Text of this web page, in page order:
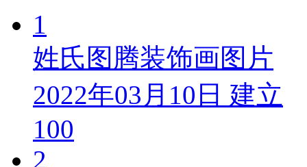
1
姓氏图腾装饰画图片
2022年03月10日 建立
100
2